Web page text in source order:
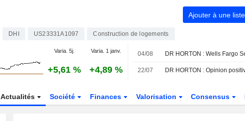
Ajouter à une liste
DHI US23331A1097 Construction de logements
Varia. 5j. Varia. 1 janv.
+5,61 % +4,89 %
04/08
22/07
Actualités Société Finances Valorisation Consensus